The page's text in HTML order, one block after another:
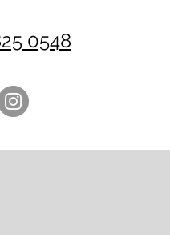
0548